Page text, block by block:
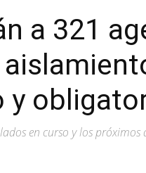
a 321
y
en curso y los